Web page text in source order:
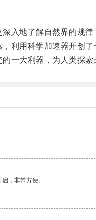
地了解自然界的规律
用科学加速器开创了
大利器，为人类探索
，非常方便。